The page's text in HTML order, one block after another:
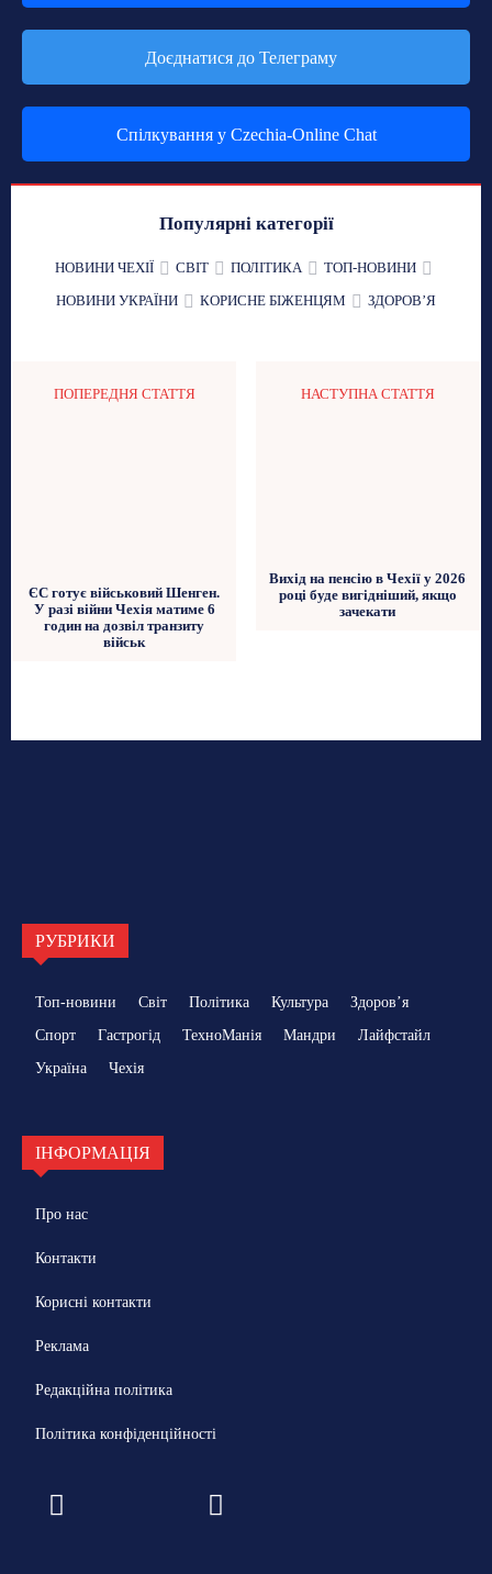
Доєднатися до Телеграму
Спілкування у Czechia-Online Chat
Популярні категорії
НОВИНИ ЧЕХІЇ СВІТ ПОЛІТИКА
ТОП-НОВИНИ
НОВИНИ УКРАЇНИ
КОРИСНЕ БІЖЕНЦЯМ ЗДОРОВʼЯ
ПОПЕРЕДНЯ СТАТТЯ
ЄС готує військовий Шенген.
У разі війни Чехія матиме 6
годин на дозвіл транзиту
військ
НАСТУПНА СТАТТЯ
Вихід на пенсію в Чехії у 2026
році буде вигідніший, якщо
зачекати
РУБРИКИ
Топ-новини Світ Політика Культура
Здоровʼя
Спорт
Гастрогід ТехноМанія Мандри
Лайфстайл
Україна
Чехія
ІНФОРМАЦІЯ
Про нас
Контакти
Корисні контакти
Реклама
Редакційна політика
Політика конфіденційності